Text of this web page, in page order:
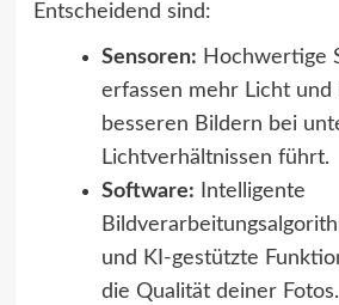
Entscheidend sind:
Sensoren: Hochwertige
erfassen mehr Licht und
besseren Bildern bei
Lichtverhältnissen führt.
Software: Intelligente
und KI-gestützte
die Qualität deiner Fotos.